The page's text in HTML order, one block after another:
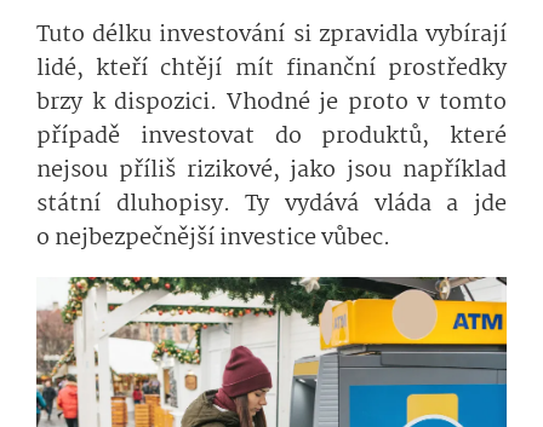
Tuto délku investování si zpravidla vybírají
lidé, kteří chtějí mít finanční prostředky
brzy k dispozici. Vhodné je proto v tomto
případě investovat do produktů, které
nejsou příliš rizikové, jako jsou například
státní dluhopisy. Ty vydává vláda a jde
o nejbezpečnější investice vůbec.